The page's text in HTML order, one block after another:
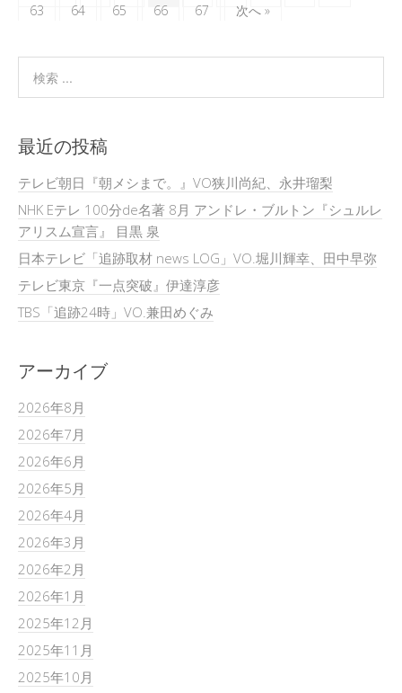
63
64 65 66 67 次へ »
最近の投稿
テレビ朝日『朝メシまで。』VO狭川尚紀、永井瑠梨
NHK Eテレ 100分de名著 8月 アンドレ・ブルトン『シュルレ
アリスム宣言』 目黒 泉
日本テレビ「追跡取材 news LOG」VO.堀川輝幸、田中早弥
テレビ東京『一点突破』伊達淳彦
TBS「追跡24時」VO.兼田めぐみ
アーカイブ
2026年8月
2026年7月
2026年6月
2026年5月
2026年4月
2026年3月
2026年2月
2026年1月
2025年12月
2025年11月
2025年10月